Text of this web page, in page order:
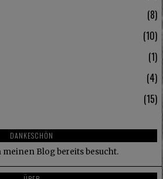
8
10
1
4
15
DANKESCHÖN
Blog bereits besucht.